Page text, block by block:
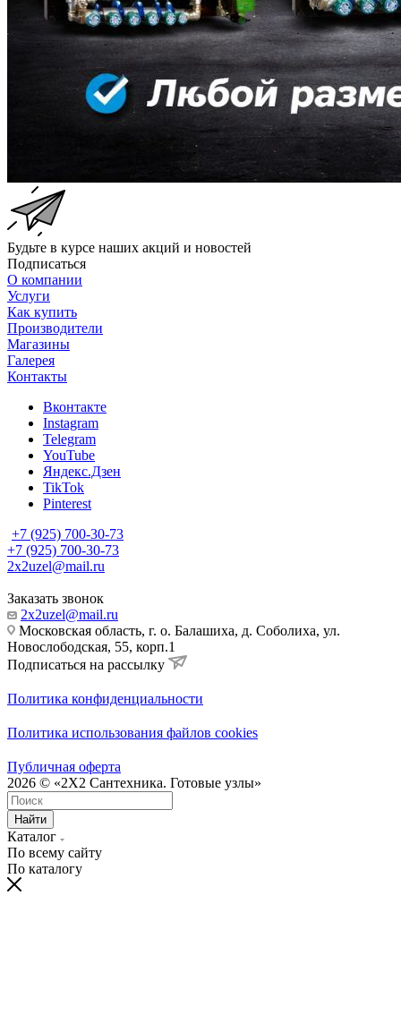
Будьте в курсе наших акций и новостей
Подписаться
О компании
Услуги
Как купить
Производители
Магазины
Галерея
Контакты
Вконтакте
Instagram
Telegram
YouTube
Яндекс.Дзен
TikTok
Pinterest
+7 (925) 700-30-73
+7 (925) 700-30-73
2x2uzel@mail.ru
Заказать звонок
2x2uzel@mail.ru
Московская область, г. о. Балашиха, д. Соболиха, ул.
Новослободская, 55, корп.1
Подписаться на рассылку
Политика конфиденциальности
Политика использования файлов cookies
Публичная оферта
2026 © «2X2 Сантехника. Готовые узлы»
Найти
Каталог
По всему сайту
По каталогу